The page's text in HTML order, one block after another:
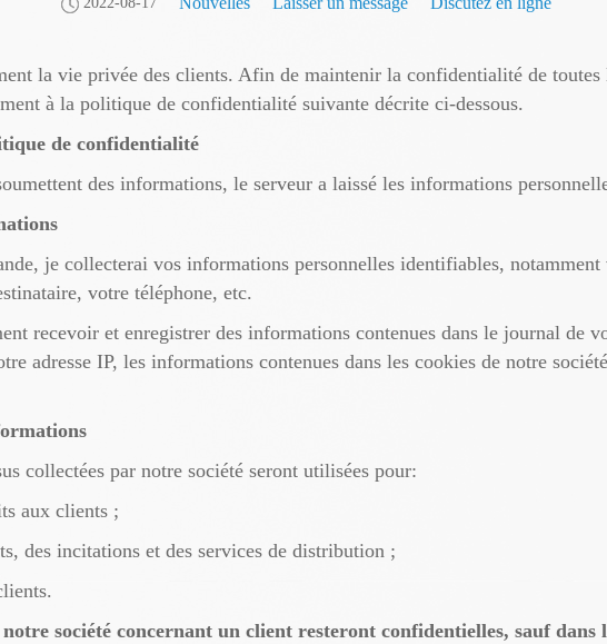
la vie privée des clients. Afin de maintenir la confidentialité de
à la politique de confidentialité suivante décrite ci-dessous.
de confidentialité
des informations, le serveur a laissé les informations
je collecterai vos informations personnelles identifiables,
votre téléphone, etc.
recevoir et enregistrer des informations contenues dans le journal de
adresse IP, les informations contenues dans les cookies de notre
collectées par notre société seront utilisées pour:
aux clients ;
des incitations et des services de distribution ;
société concernant un client resteront confidentielles, sauf dans